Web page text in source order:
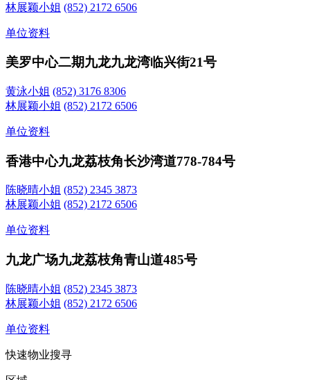
林展颖小姐 (852) 2172 6506
单位资料
美罗中心二期九龙九龙湾临兴街21号
黄泳小姐 (852) 3176 8306
林展颖小姐 (852) 2172 6506
单位资料
香港中心九龙荔枝角长沙湾道778-784号
陈晓晴小姐 (852) 2345 3873
林展颖小姐 (852) 2172 6506
单位资料
九龙广场九龙荔枝角青山道485号
陈晓晴小姐 (852) 2345 3873
林展颖小姐 (852) 2172 6506
单位资料
快速物业搜寻